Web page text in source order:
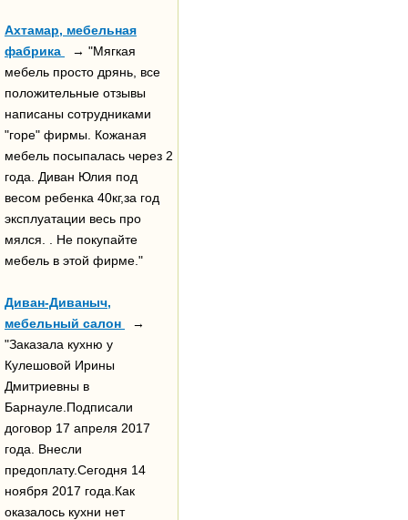
Ахтамар, мебельная
фабрика
→ "Мягкая
мебель просто дрянь, все
положительные отзывы
написаны сотрудниками
"горе" фирмы. Кожаная
мебель посыпалась через 2
года. Диван Юлия под
весом ребенка 40кг,за год
эксплуатации весь про
мялся. . Не покупайте
мебель в этой фирме."
Диван-Диваныч,
мебельный салон
→
"Заказала кухню у
Кулешовой Ирины
Дмитриевны в
Барнауле.Подписали
договор 17 апреля 2017
года. Внесли
предоплату.Сегодня 14
ноября 2017 года.Как
оказалось кухни нет